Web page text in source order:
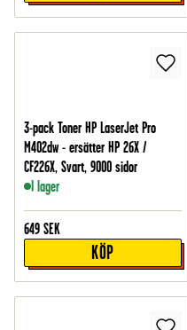
3-pack Toner HP LaserJet Pro
M402dw - ersätter HP 26X /
CF226X, Svart, 9000 sidor
I lager
649 SEK
KÖP